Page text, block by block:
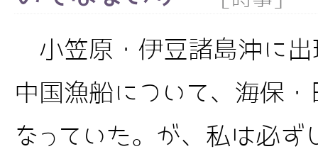
小笠原・伊豆諸島沖に出
中国漁船について、海保
なっていた。が、私は必ず